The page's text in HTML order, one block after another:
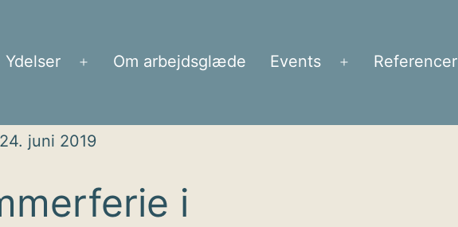
Ydelser Om arbejdsglæde Events Referencer
24. juni 2019
i